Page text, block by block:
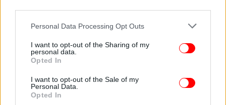
Please note that this website/app uses one or more Google
not limited to your visit or usage behaviour. You may click to
grant or deny consent to Google and its third-party tags to
use your data for below specified purposes in below Google
consent section.
Personal Data Processing Opt Outs
I want to opt-out of the Sharing of my
personal data.
Opted In
I want to opt-out of the Sale of my
Personal Data.
Opted In
Βασική προϋπόθεση για την ένταξη καταναλωτή σε
δυναμικό τιμολόγιο είναι να υπάρχει
πελάτη.